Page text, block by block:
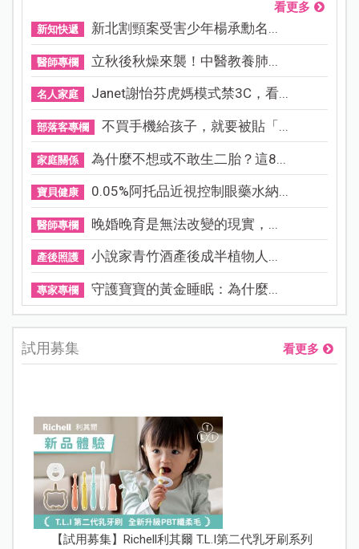
看更多
新知快遞 新北割頸案受害少年楊承勳名...
醫師專欄 立秋後秋燥來襲！中醫教養肺...
名人家庭 Janet謝怡芬虎媽模式禁3C，看...
部落客專欄 不買手機給孩子，就要被貼「...
家庭關係 為什麼不想或不敢生二胎？這8...
寶貝健康 0.05%阿托品近視控制眼藥水納...
醫師專欄 晚婚晚育是無法改變的現實，...
產後照護 小說家青竹酒產後成半植物人...
專家專欄 守護寶寶的黃金睡眠：為什麼...
試用募集 看更多
【試用募集】Richell利其爾 T.L.I第二代乳牙刷系列